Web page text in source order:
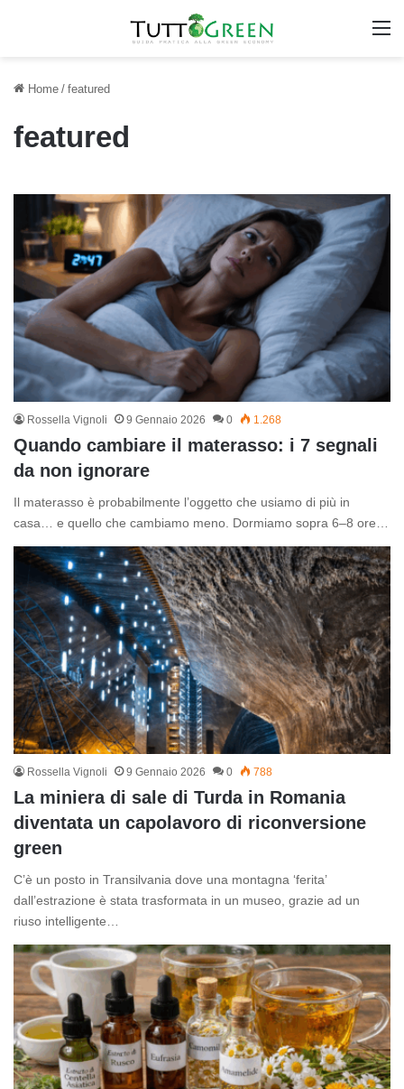
Home / featured
featured
Rossella Vignoli 9 Gennaio 2026 0 1.268
Quando cambiare il materasso: i 7 segnali
da non ignorare
Il materasso è probabilmente l’oggetto che usiamo di più in
casa… e quello che cambiamo meno. Dormiamo sopra 6–8 ore…
Rossella Vignoli 9 Gennaio 2026 0 788
La miniera di sale di Turda in Romania
diventata un capolavoro di riconversione
green
C’è un posto in Transilvania dove una montagna ‘ferita’
dall’estrazione è stata trasformata in un museo, grazie ad un
riuso intelligente…